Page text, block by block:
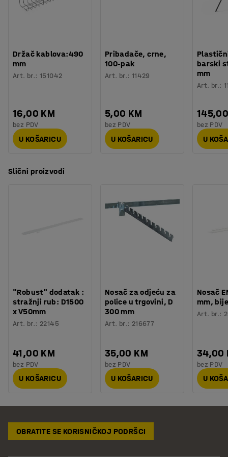
Držač kablova:490
mm
Art. br.:151042
16,00 KM
bez PDV
U KOŠARICU
Pribadače, crne,
100-pak
Art. br.: 11429
5,00 KM
bez PDV
U KOŠARICU
barski
mm
Art. br.:
bez PDV
U
Slični proizvodi
"Robust" dodatak :
stražnji rub: D1500
x V50mm
Art. br.: 22145
41,00 KM
bez PDV
U KOŠARICU
Nosač za odjeću za
police u trgovini, D
300 mm
Art. br.: 216677
35,00 KM
bez PDV
U KOŠARICU
Nosač
mm,
Art. br.:
34,00
bez PDV
U
OBRATITE SE KORISNIČKOJ PODRŠCI